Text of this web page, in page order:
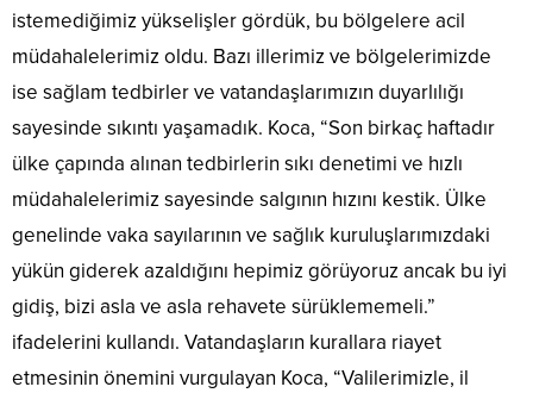
istemediğimiz yükselişler gördük, bu bölgelere acil
müdahalelerimiz oldu. Bazı illerimiz ve bölgelerimizde
ise sağlam tedbirler ve vatandaşlarımızın duyarlılığı
sayesinde sıkıntı yaşamadık. Koca, “Son birkaç haftadır
ülke çapında alınan tedbirlerin sıkı denetimi ve hızlı
müdahalelerimiz sayesinde salgının hızını kestik. Ülke
genelinde vaka sayılarının ve sağlık kuruluşlarımızdaki
yükün giderek azaldığını hepimiz görüyoruz ancak bu iyi
gidiş, bizi asla ve asla rehavete sürüklememeli.”
ifadelerini kullandı. Vatandaşların kurallara riayet
etmesinin önemini vurgulayan Koca, “Valilerimizle, il